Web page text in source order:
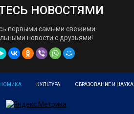
НОВОСТЯМИ
первыми самыми свежими
новости с друзьями!
КУЛЬТУРА ОБРАЗОВАНИЕ И НАУКА